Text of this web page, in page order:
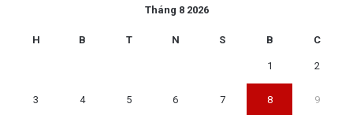
Tháng 8 2026
H B T N S B C
1 2
3 4 5 6 7 8 9